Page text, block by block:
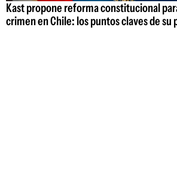
Kast propone reforma constitucional
crimen en Chile: los puntos claves de su